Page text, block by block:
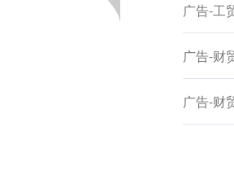
广告-工
广告-财
广告-财